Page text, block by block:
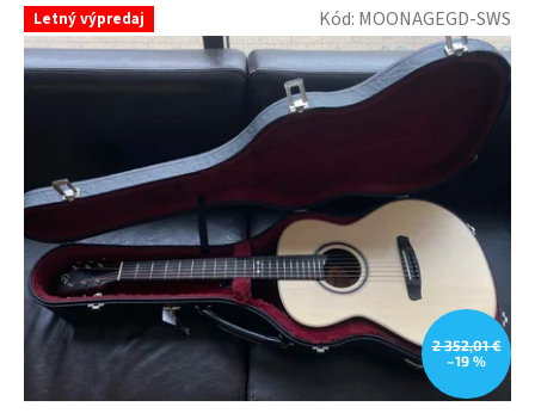
Letný výpredaj
2 352,01 €
–19 %
Kód: MOONAGEGD-SWS